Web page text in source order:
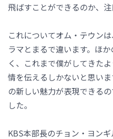
飛ばすことができるのか、注
これについてオム・テウン
ラマとまるで違います。ほ
く、これまで僕がしてきた
情を伝えるしかないと思い
の新しい魅力が表現できる
した。
KBS本部長のチョン・ヨン